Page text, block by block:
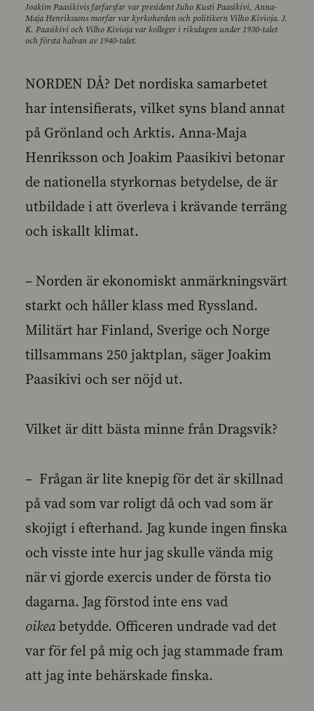
Joakim Paasikivis farfarsfar var president Juho Kusti Paasikivi, Anna-
Maja Henrikssons morfar var kyrkoherden och politikern Vilho Kivioja. J.
K. Paasikivi och Vilho Kivioja var kolleger i riksdagen under 1930-talet
och första halvan av 1940-talet.
NORDEN DÅ? Det nordiska samarbetet
har intensifierats, vilket syns bland annat
på Grönland och Arktis. Anna-Maja
Henriksson och Joakim Paasikivi betonar
de nationella styrkornas betydelse, de är
utbildade i att överleva i krävande terräng
och iskallt klimat.
– Norden är ekonomiskt anmärkningsvärt
starkt och håller klass med Ryssland.
Militärt har Finland, Sverige och Norge
tillsammans 250 jaktplan, säger Joakim
Paasikivi och ser nöjd ut.
Vilket är ditt bästa minne från Dragsvik?
– Frågan är lite knepig för det är skillnad
på vad som var roligt då och vad som är
skojigt i efterhand. Jag kunde ingen finska
och visste inte hur jag skulle vända mig
när vi gjorde exercis under de första tio
dagarna. Jag förstod inte ens vad
oikeabetydde. Officeren undrade vad det
var för fel på mig och jag stammade fram
att jag inte behärskade finska.